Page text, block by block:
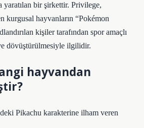
yaratılan bir şirkettir. Privilege,
kurgusal hayvanların “Pokémon
kişiler tarafından spor amaçlı
dövüştürülmesiyle ilgilidir.
hayvandan
Pikachu karakterine ilham veren